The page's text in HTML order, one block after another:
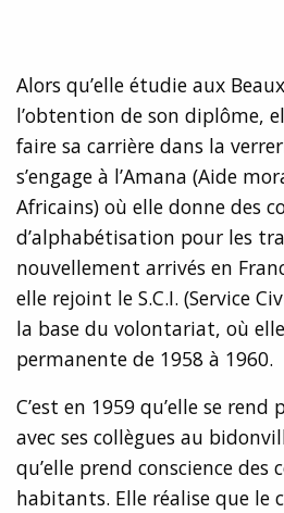
Alors qu’elle étudie aux
l’obtention de son diplôme,
faire sa carrière dans la
s’engage à l’Amana (Aide
Africains) où elle donne des
d’alphabétisation pour les
nouvellement arrivés en
elle rejoint le S.C.I. (Service
la base du volontariat, où
permanente de 1958 à 1960.
C’est en 1959 qu’elle se
avec ses collègues au
qu’elle prend conscience des
habitants. Elle réalise que le